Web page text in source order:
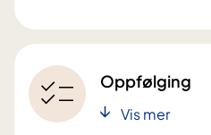
Oppfølging
Vis mer